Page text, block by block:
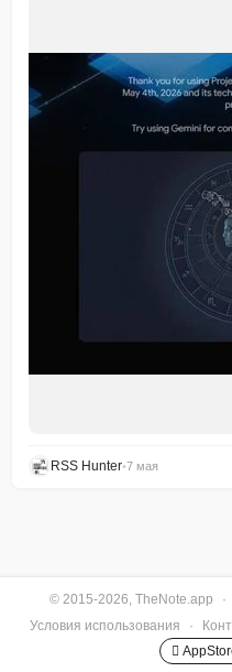
RSS Hunter•7 мая
© 2015-2026, TheNote.app ·
Условия использования
·
